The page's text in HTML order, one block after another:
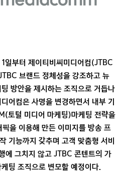
일부터 제이티비씨미디어컴(JTBC
브랜드 정체성을 강조하고 뉴
방안을 제시하는 조직으로 거듭나
어컴은 사명을 변경하면서 내부 기
토털 미디어 마케팅)마케팅 전략을
을 이용해 만든 이미지를 방송 프
기능까지 갖추며 고객 맞춤형 서비
에 그치지 않고 JTBC 콘텐트의 가
팅 조직으로 변모할 예정이다.